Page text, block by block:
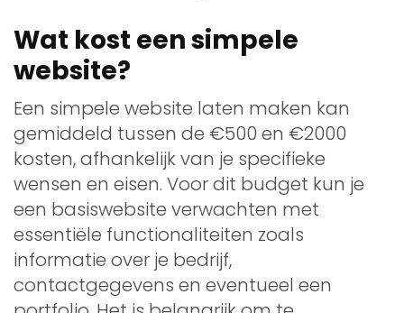
Wat kost een simpele
website?
Een simpele website laten maken kan
gemiddeld tussen de €500 en €2000
kosten, afhankelijk van je specifieke
wensen en eisen. Voor dit budget kun je
een basiswebsite verwachten met
essentiële functionaliteiten zoals
informatie over je bedrijf,
contactgegevens en eventueel een